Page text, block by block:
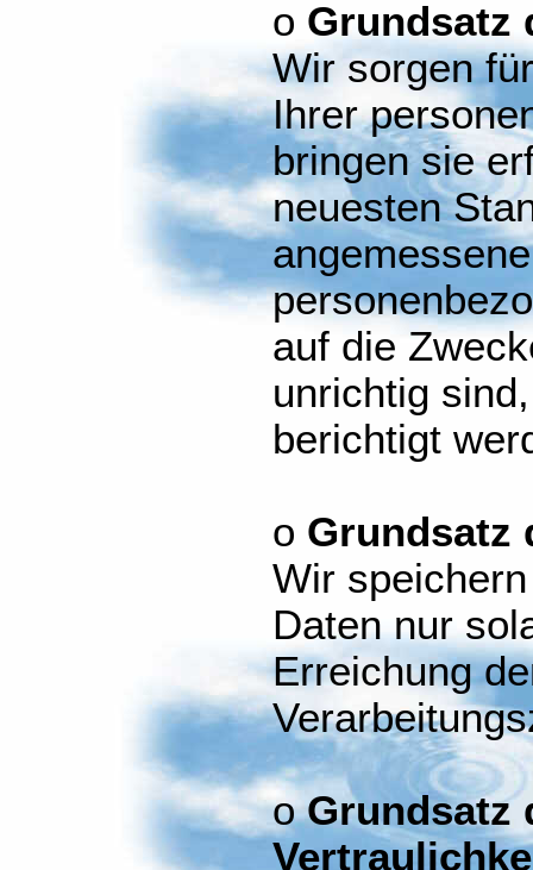
o Grundsatz
Wir sorgen
Ihrer
bringen sie
neuesten
auf die
unrichtig
berichtigt
o Grundsatz
Wir
Daten nur
Erreichung
oGrundsatz